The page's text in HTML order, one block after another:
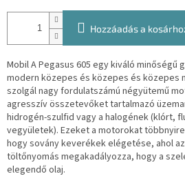
Hozzáadás a
Mobil A Pegasus 605 egy kiváló minőségű
modern közepes és közepes és közepes
szolgálnagy fordulatszámú négyütemű
agresszív összetevőket tartalmazó
hidrogén-szulfid vagy a halogének (klórt,
vegyületek). Ezeket a motorokat
hogysovány keverékek elégetése, ahol
töltőnyomás megakadályozza, hogy a
elegendő olaj.